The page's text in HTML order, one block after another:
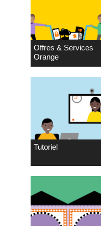
Offres & Services
Orange
Tutoriel